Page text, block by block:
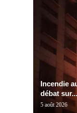
Incendie
débat sur...
5 août 2026